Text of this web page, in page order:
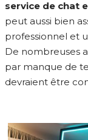
service de chat
peut aussi bien
professionnel et
De nombreuses
par manque de
devraient être